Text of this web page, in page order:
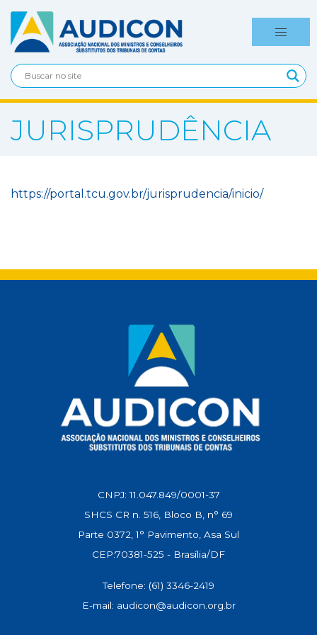
JURISPRUDÊNCIA
https://portal.tcu.gov.br/jurisprudencia/inicio/
CNPJ: 11.047.849/0001-37
SHCS CR n. 516, Bloco B, n° 69
Parte 0372, 1° Pavimento, Asa Sul
CEP:70381-525 - Brasília/DF
Telefone: (61) 3346-2419
E-mail: audicon@audicon.org.br